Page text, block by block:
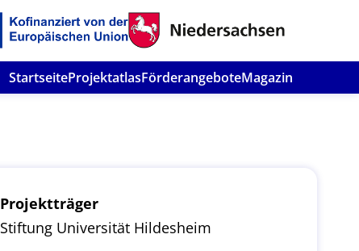
StartseiteProjektatlasFörderangeboteMagazin
Projektträger
Stiftung Universität Hildesheim